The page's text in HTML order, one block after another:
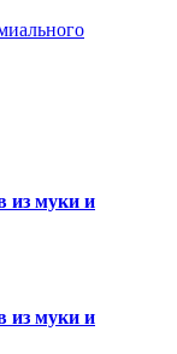
из муки и
из муки и